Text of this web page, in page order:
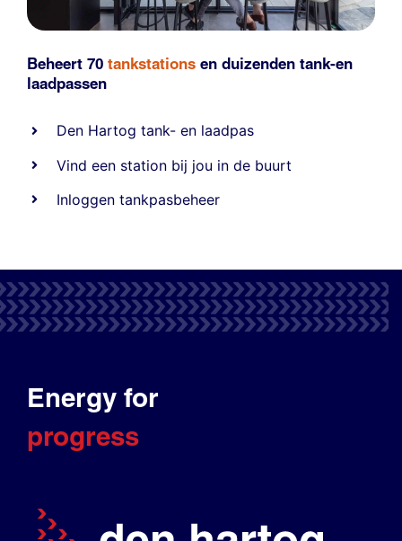
Beheert 70 tankstations en duizenden tank-en
laadpassen
Den Hartog tank- en laadpas
Vind een station bij jou in de buurt
Inloggen tankpasbeheer
Energy for
progress